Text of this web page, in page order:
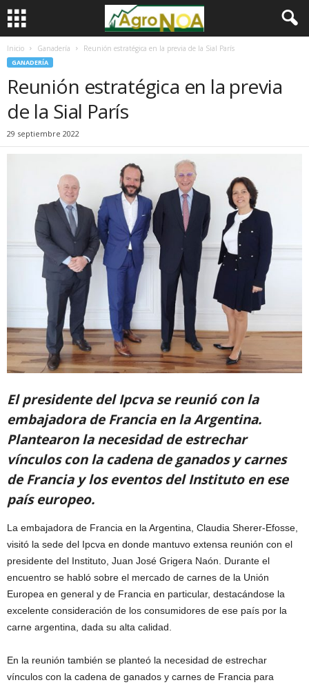
Inicio Ganadería Reunión estratégica en la previa de la Sial París
GANADERÍA
Reunión estratégica en la previa
de la Sial París
29 septiembre 2022
El presidente del Ipcva se reunió con la
embajadora de Francia en la Argentina.
Plantearon la necesidad de estrechar
vínculos con la cadena de ganados y carnes
de Francia y los eventos del Instituto en ese
país europeo.
La embajadora de Francia en la Argentina, Claudia Sherer-Efosse,
visitó la sede del Ipcva en donde mantuvo extensa reunión con el
presidente del Instituto, Juan José Grigera Naón. Durante el
encuentro se habló sobre el mercado de carnes de la Unión
Europea en general y de Francia en particular, destacándose la
excelente consideración de los consumidores de ese país por la
carne argentina, dada su alta calidad.
En la reunión también se planteó la necesidad de estrechar
vínculos con la cadena de ganados y carnes de Francia para